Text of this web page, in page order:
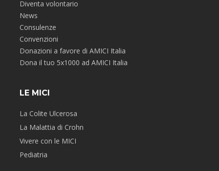
Diventa volontario
News
Consulenze
Convenzioni
Donazioni a favore di AMICI Italia
Dona il tuo 5x1000 ad AMICI Italia
LE MICI
La Colite Ulcerosa
La Malattia di Crohn
Vivere con le MICI
Pediatria